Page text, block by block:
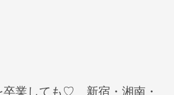
卒業しても♡ 新宿・湘南・